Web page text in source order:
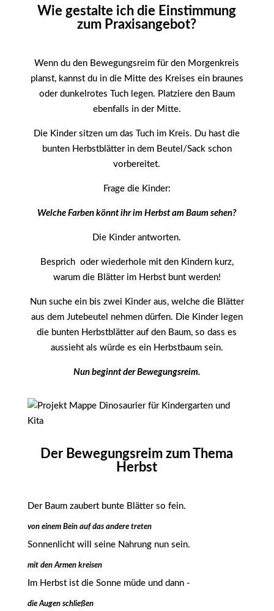
Wie gestalte ich die Einstimmung
zum Praxisangebot?
Wenn du den Bewegungsreim für den Morgenkreis
planst, kannst du in die Mitte des Kreises ein braunes
oder dunkelrotes Tuch legen. Platziere den Baum
ebenfalls in der Mitte.
Die Kinder sitzen um das Tuch im Kreis. Du hast die
bunten Herbstblätter in dem Beutel/Sack schon
vorbereitet.
Frage die Kinder:
Welche Farben könnt ihr im Herbst am Baum sehen?
Die Kinder antworten.
Besprich oder wiederhole mit den Kindern kurz,
warum die Blätter im Herbst bunt werden!
Nun suche ein bis zwei Kinder aus, welche die Blätter
aus dem Jutebeutel nehmen dürfen. Die Kinder legen
die bunten Herbstblätter auf den Baum, so dass es
aussieht als würde es ein Herbstbaum sein.
Nun beginnt der Bewegungsreim.
Der Bewegungsreim zum Thema
Herbst
Der Baum zaubert bunte Blätter so fein.
von einem Bein auf das andere treten
Sonnenlicht will seine Nahrung nun sein.
mit den Armen kreisen
Im Herbst ist die Sonne müde und dann -
die Augen schließen